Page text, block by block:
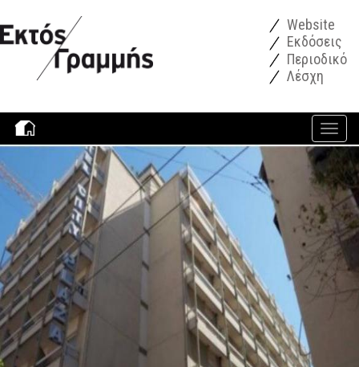
Website
Εκδόσεις
Περιοδικό
Λέσχη
Toggle